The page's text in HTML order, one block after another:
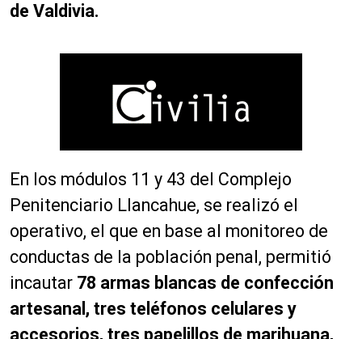
de Valdivia.
En los módulos 11 y 43 del Complejo
Penitenciario Llancahue, se realizó el
operativo, el que en base al monitoreo de
conductas de la población penal, permitió
incautar 78 armas blancas de confección
artesanal, tres teléfonos celulares y
accesorios, tres papelillos de marihuana,